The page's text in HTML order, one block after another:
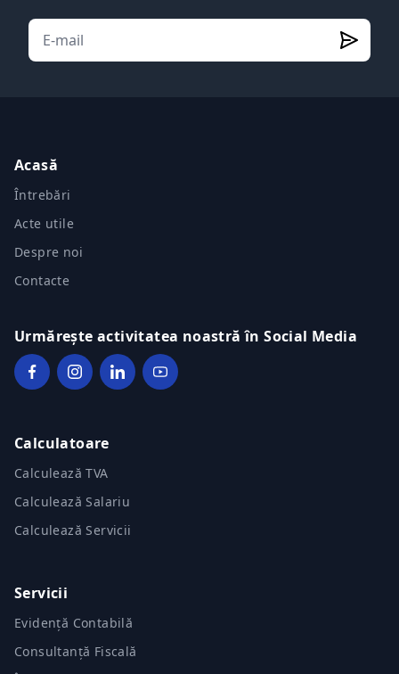
Acasă
Întrebări
Acte utile
Despre noi
Contacte
Urmărește activitatea noastră în Social Media
Calculatoare
Calculează TVA
Calculează Salariu
Calculează Servicii
Servicii
Evidență Contabilă
Consultanță Fiscală